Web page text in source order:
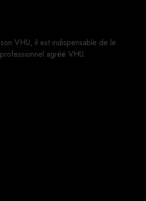
VHU, il est indispensable de le
agréé VHU.